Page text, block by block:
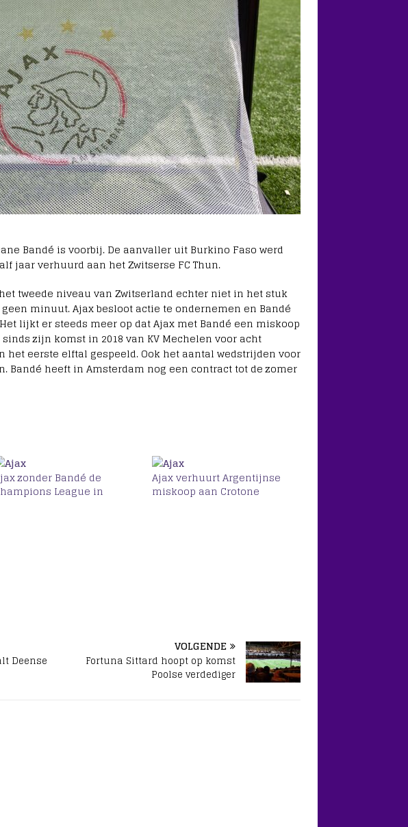
Bandé is voorbij. De aanvaller uit Burkino Faso werd
jaar verhuurd aan het Zwitserse FC Thun.
tweede niveau van Zwitserland echter niet in het stuk
minuut. Ajax besloot actie te ondernemen en Bandé
lijkt er steeds meer op dat Ajax met Bandé een miskoop
zijn komst in 2018 van KV Mechelen voor acht
eerste elftal gespeeld. Ook het aantal wedstrijden voor
Bandé heeft in Amsterdam nog een contract tot de zomer
zonder Bandé de
League in
Ajax verhuurt Argentijnse
miskoop aan Crotone
Deense
VOLGENDE
Fortuna Sittard hoopt op komst
Poolse verdediger